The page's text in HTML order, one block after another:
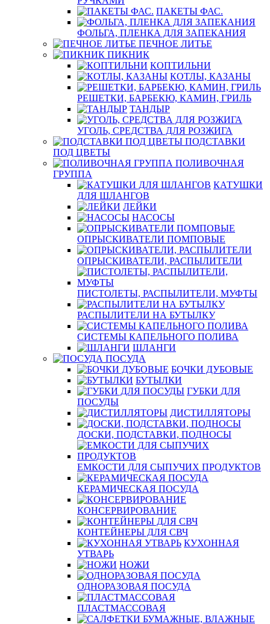
ПАКЕТЫ ФАС.
ФОЛЬГА, ПЛЕНКА ДЛЯ ЗАПЕКАНИЯ
ПЕЧНОЕ ЛИТЬЕ
ПИКНИК
КОПТИЛЬНИ
КОТЛЫ, КАЗАНЫ
РЕШЕТКИ, БАРБЕКЮ, КАМИН, ГРИЛЬ
ТАНДЫР
УГОЛЬ, СРЕДСТВА ДЛЯ РОЗЖИГА
ПОДСТАВКИ
ПОД ЦВЕТЫ
ПОЛИВОЧНАЯ
ГРУППА
КАТУШКИ
ДЛЯ ШЛАНГОВ
ЛЕЙКИ
НАСОСЫ
ОПРЫСКИВАТЕЛИ ПОМПОВЫЕ
ОПРЫСКИВАТЕЛИ, РАСПЫЛИТЕЛИ
ПИСТОЛЕТЫ, РАСПЫЛИТЕЛИ, МУФТЫ
РАСПЫЛИТЕЛИ НА БУТЫЛКУ
СИСТЕМЫ КАПЕЛЬНОГО ПОЛИВА
ШЛАНГИ
ПОСУДА
БОЧКИ ДУБОВЫЕ
БУТЫЛКИ
ГУБКИ ДЛЯ
ПОСУДЫ
ДИСТИЛЛЯТОРЫ
ДОСКИ, ПОДСТАВКИ, ПОДНОСЫ
ЕМКОСТИ ДЛЯ СЫПУЧИХ ПРОДУКТОВ
КЕРАМИЧЕСКАЯ ПОСУДА
КОНСЕРВИРОВАНИЕ
КОНТЕЙНЕРЫ ДЛЯ СВЧ
КУХОННАЯ
УТВАРЬ
НОЖИ
ОДНОРАЗОВАЯ ПОСУДА
ПЛАСТМАССОВАЯ